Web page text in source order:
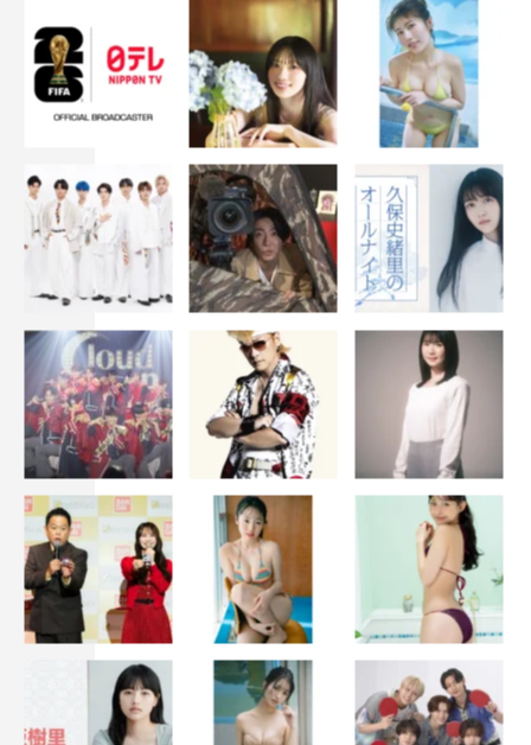
「この映画が観たい＃65～押井守のオールタイム・ベスト
～」
初回放送：2月4日（月）23：00～23：30
再放送：2月8日（金）18：00～18：30、13日（水）11：
15～11：45、15日（金）19：00～19：30、20日（水）
18：15～18：45
「この映画が観たい」公式ページ：
http://www.movieplus.jp/guide/mybest/